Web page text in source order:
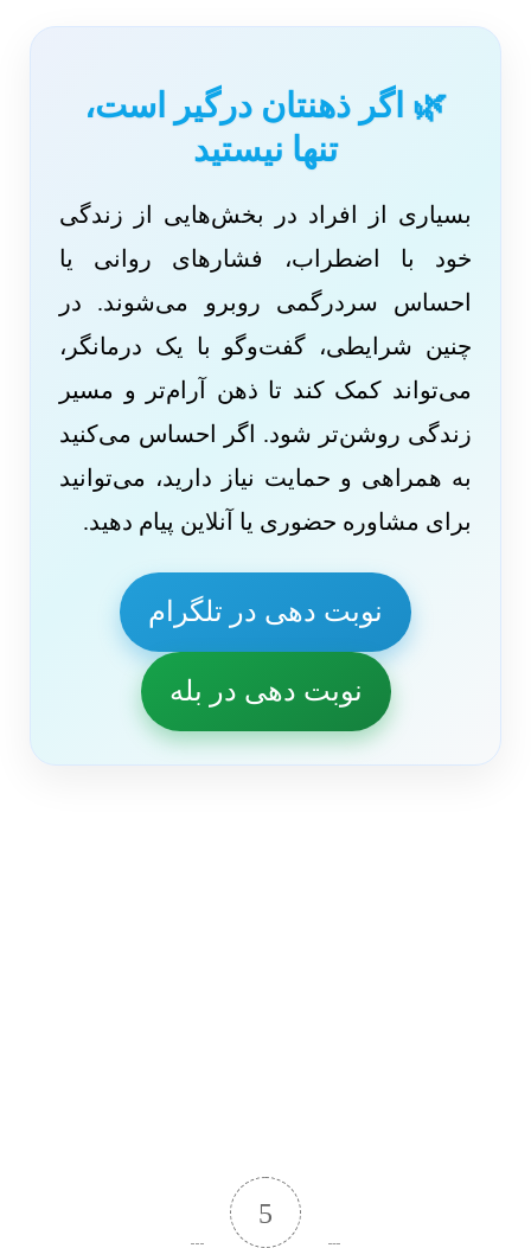
🌿 اگر ذهنتان درگیر است،
تنها نیستید
بسیاری از افراد در بخش‌هایی از زندگی
خود با اضطراب، فشارهای روانی یا
احساس سردرگمی روبرو می‌شوند. در
چنین شرایطی، گفت‌وگو با یک درمانگر،
می‌تواند کمک کند تا ذهن آرام‌تر و مسیر
زندگی روشن‌تر شود. اگر احساس می‌کنید
به همراهی و حمایت نیاز دارید، می‌توانید
برای مشاوره حضوری یا آنلاین پیام دهید.
نوبت دهی در تلگرام
نوبت دهی در بله
5